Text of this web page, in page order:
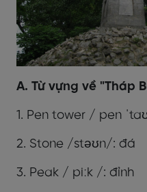
A. Từ vựng về "Tháp
1. Pen tower / pen
2. Stone /stəʊn/: đá
3. Peak / piːk /: đỉnh